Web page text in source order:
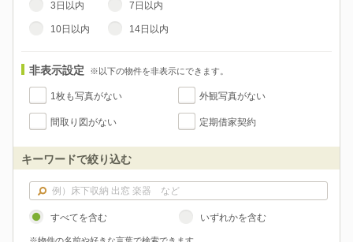
3日以内 7日以内
10日以内 14日以内
非表示設定 ※以下の物件を非表示にできます。
1枚も写真がない 外観写真がない
間取り図がない 定期借家契約
キーワードで絞り込む
すべてを含む いずれかを含む